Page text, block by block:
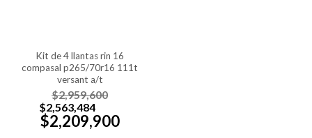
kit de 4 llantas rin 16
compasal p265/70r16 111t
versant a/t
$2,959,600
$2,563,484
$2,209,900